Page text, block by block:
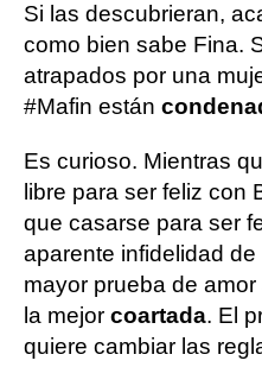
Si las descubrieran,
como bien sabe Fina.
atrapados por una
#Mafin están
Es curioso. Mientras
libre para ser feliz con
que casarse para ser
aparente infidelidad
mayor prueba de
la mejor coartada. El
quiere cambiar las